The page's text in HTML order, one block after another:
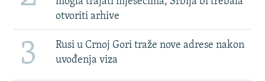
otvoriti arhive
3
Rusi u Crnoj Gori traže nove adrese nakon
uvođenja viza